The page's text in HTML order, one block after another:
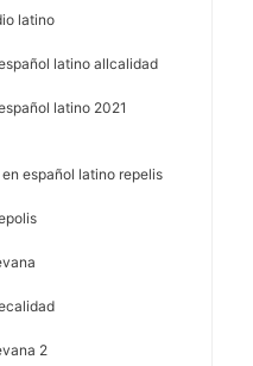
latino
latino allcalidad
latino 2021
español latino repelis
2